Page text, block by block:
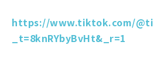
https://www.tiktok.com/
_t=8knRYbyBvHt&_r=1